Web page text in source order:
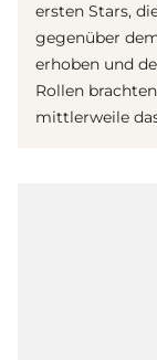
ersten Stars,
gegenüber
erhoben und
Rollen
mittlerweile